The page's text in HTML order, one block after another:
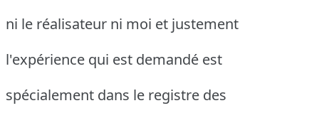
ni le réalisateur ni moi et justement
l'expérience qui est demandé est
spécialement dans le registre des